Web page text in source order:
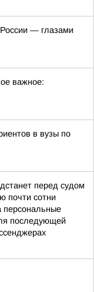
— глазами
важное:
в вузы по
перед судом
почти сотни
последующей